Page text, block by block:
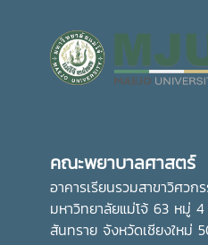
อีกทั้งยังเป็นการส่งเสริมการอ
คุณธรรม จริยธรรม ตลอดจนสร้
คณะพยาบาลศาสตร์ มุ่งมั่น ส่งเ
ต่อไปอย่างไรก็ตาม พิธีถวายเที
ส่งเสริมศิลปวัฒนธรรม มหาวิทย
คณะพยาบาลศาสตร์
อาคารเรียนรวมสาขาวิศว
มหาวิทยาลัยแม่โจ้ 63 หมู่
สันทราย จังหวัดเชียงใหม่